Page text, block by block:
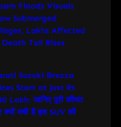
Floods Visuals
Submerged
Lakhs Affected
Death Toll Rises
Suzuki Brezza
Start at Just Rs
Lakh: जानिए पूरी कीमत
मची है इस SUV की